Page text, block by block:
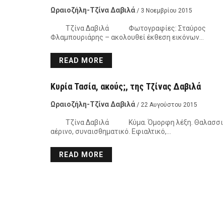
Ωραιοζήλη-Τζίνα Δαβιλά / 3 Νοεμβρίου 2015
Τζίνα Δαβιλά Φωτογραφίες: Σταύρος
Φλαμπουριάρης – ακολουθεί έκθεση εικόνων…
READ MORE
Κυρία Τασία, ακούς;, της Τζίνας Δαβιλά
Ωραιοζήλη-Τζίνα Δαβιλά / 22 Αυγούστου 2015
Τζίνα Δαβιλά Κύμα. Όμορφη λέξη.
αέρινο, συναισθηματικό. Εφιαλτικό,…
READ MORE